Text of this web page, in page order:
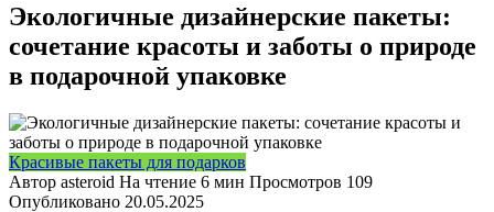
Экологичные дизайнерские пакеты:
сочетание красоты и заботы о природе
в подарочной упаковке
Красивые пакеты для подарков
Автор asteroid На чтение 6 мин Просмотров 109
Опубликовано 20.05.2025